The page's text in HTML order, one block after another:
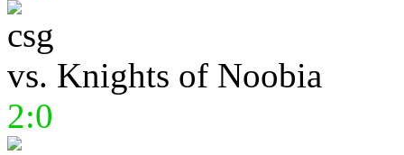
vs. Knights of Noobia
2:0